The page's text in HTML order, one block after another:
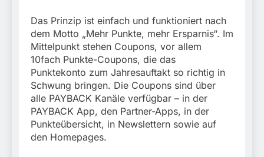
Das Prinzip ist einfach und funktioniert nach
dem Motto „Mehr Punkte, mehr Ersparnis“. Im
Mittelpunkt stehen Coupons, vor allem
10fach Punkte-Coupons, die das
Punktekonto zum Jahresauftakt so richtig in
Schwung bringen. Die Coupons sind über
alle PAYBACK Kanäle verfügbar – in der
PAYBACK App, den Partner-Apps, in der
Punkteübersicht, in Newslettern sowie auf
den Homepages.